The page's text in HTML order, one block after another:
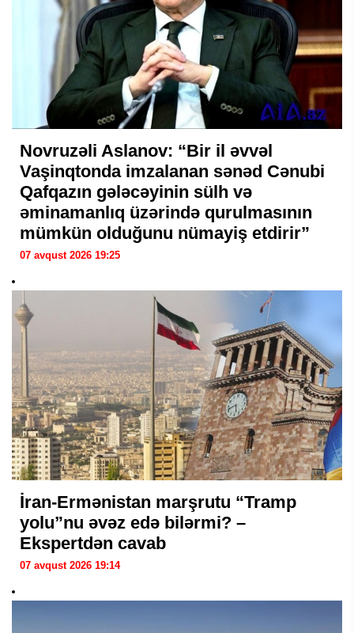
Novruzəli Aslanov: “Bir il əvvəl
Vaşinqtonda imzalanan sənəd Cənubi
Qafqazın gələcəyinin sülh və
əminamanlıq üzərində qurulmasının
mümkün olduğunu nümayiş etdirir”
07 avqust 2026 19:25
İran-Ermənistan marşrutu “Tramp
yolu”nu əvəz edə bilərmi? –
Ekspertdən cavab
07 avqust 2026 19:14